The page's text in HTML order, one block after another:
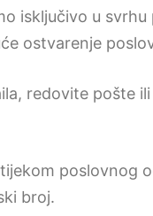
isključivo u
ostvarenje
redovite pošte
poslovnog
broj.